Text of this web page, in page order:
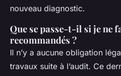
nouveau diagnostic.
Que se passe-t-il si je ne
recommandés ?
Il n’y a aucune obligation
travaux suite à l’audit. Ce